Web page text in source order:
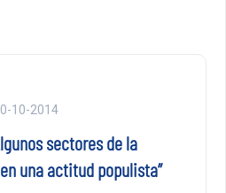
10-2014
sectores de la
una actitud populista”